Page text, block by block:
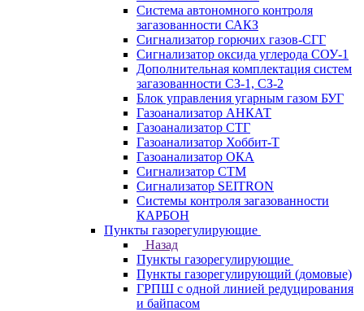
Система автономного контроля
загазованности САКЗ
Сигнализатор горючих газов-СГГ
Сигнализатор оксида углерода СОУ-1
Дополнительная комплектация систем
загазованности СЗ-1, СЗ-2
Блок управления угарным газом БУГ
Газоанализатор АНКАТ
Газоанализатор СТГ
Газоанализатор Хоббит-Т
Газоанализатор ОКА
Сигнализатор СТМ
Сигнализатор SEITRON
Системы контроля загазованности
КАРБОН
Пункты газорегулирующие
Назад
Пункты газорегулирующие
Пункты газорегулирующий (домовые)
ГРПШ с одной линией редуцирования
и байпасом